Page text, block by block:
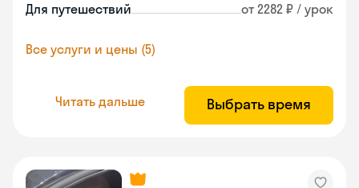
Для путешествий от 2282 ₽ / урок
Все услуги и цены (5)
Читать дальше Выбрать время